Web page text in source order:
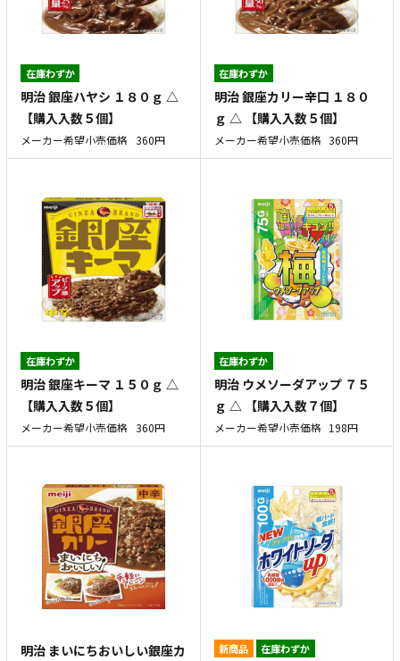
在庫わずか
明治 銀座ハヤシ １８０ｇ △
【購入入数５個】
メーカー希望小売価格 360円
在庫わずか
明治 銀座カリー辛口 １８０
ｇ △ 【購入入数５個】
メーカー希望小売価格 360円
在庫わずか
明治 銀座キーマ １５０ｇ △
【購入入数５個】
メーカー希望小売価格 360円
在庫わずか
明治 ウメソーダアップ ７５
ｇ △ 【購入入数７個】
メーカー希望小売価格 198円
明治 まいにちおいしい銀座カ
新商品 在庫わずか